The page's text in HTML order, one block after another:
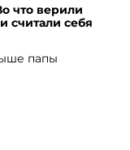
что верили
считали себя
папы